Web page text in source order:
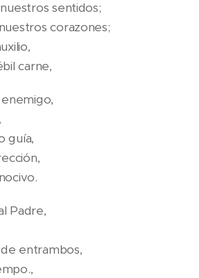
sentidos;
corazones;
carne,
guía,
Padre,
entrambos,